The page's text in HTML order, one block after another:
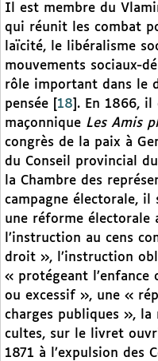
Il est membre du
qui réunit les combat
laïcité, le libéralisme
mouvements sociaux-
rôle important dans le
pensée
18 . En 1866, il
maçonnique Les Amis
congrès de la paix à
du Conseil provincial
la Chambre des
campagne électorale,
une réforme électorale
l’instruction au cens
droit », l’instruction
« protégeant
ou excessif », une «
charges publiques »,
cultes, sur le livret
1871 à l’expulsion des